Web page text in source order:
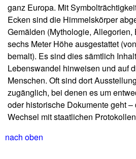
ganz Europa. Mit
Ecken sind die Himmelskörper
Gemälden (Mythologie, Allegorien,
sechs Meter Höhe ausgestattet
bemalt). Es sind dies sämtlich
Lebenswandel hinweisen und auf
Menschen. Oft sind dort
zugänglich, bei denen es um
oder historische Dokumente geht
Wechsel mit staatlichen
nach oben